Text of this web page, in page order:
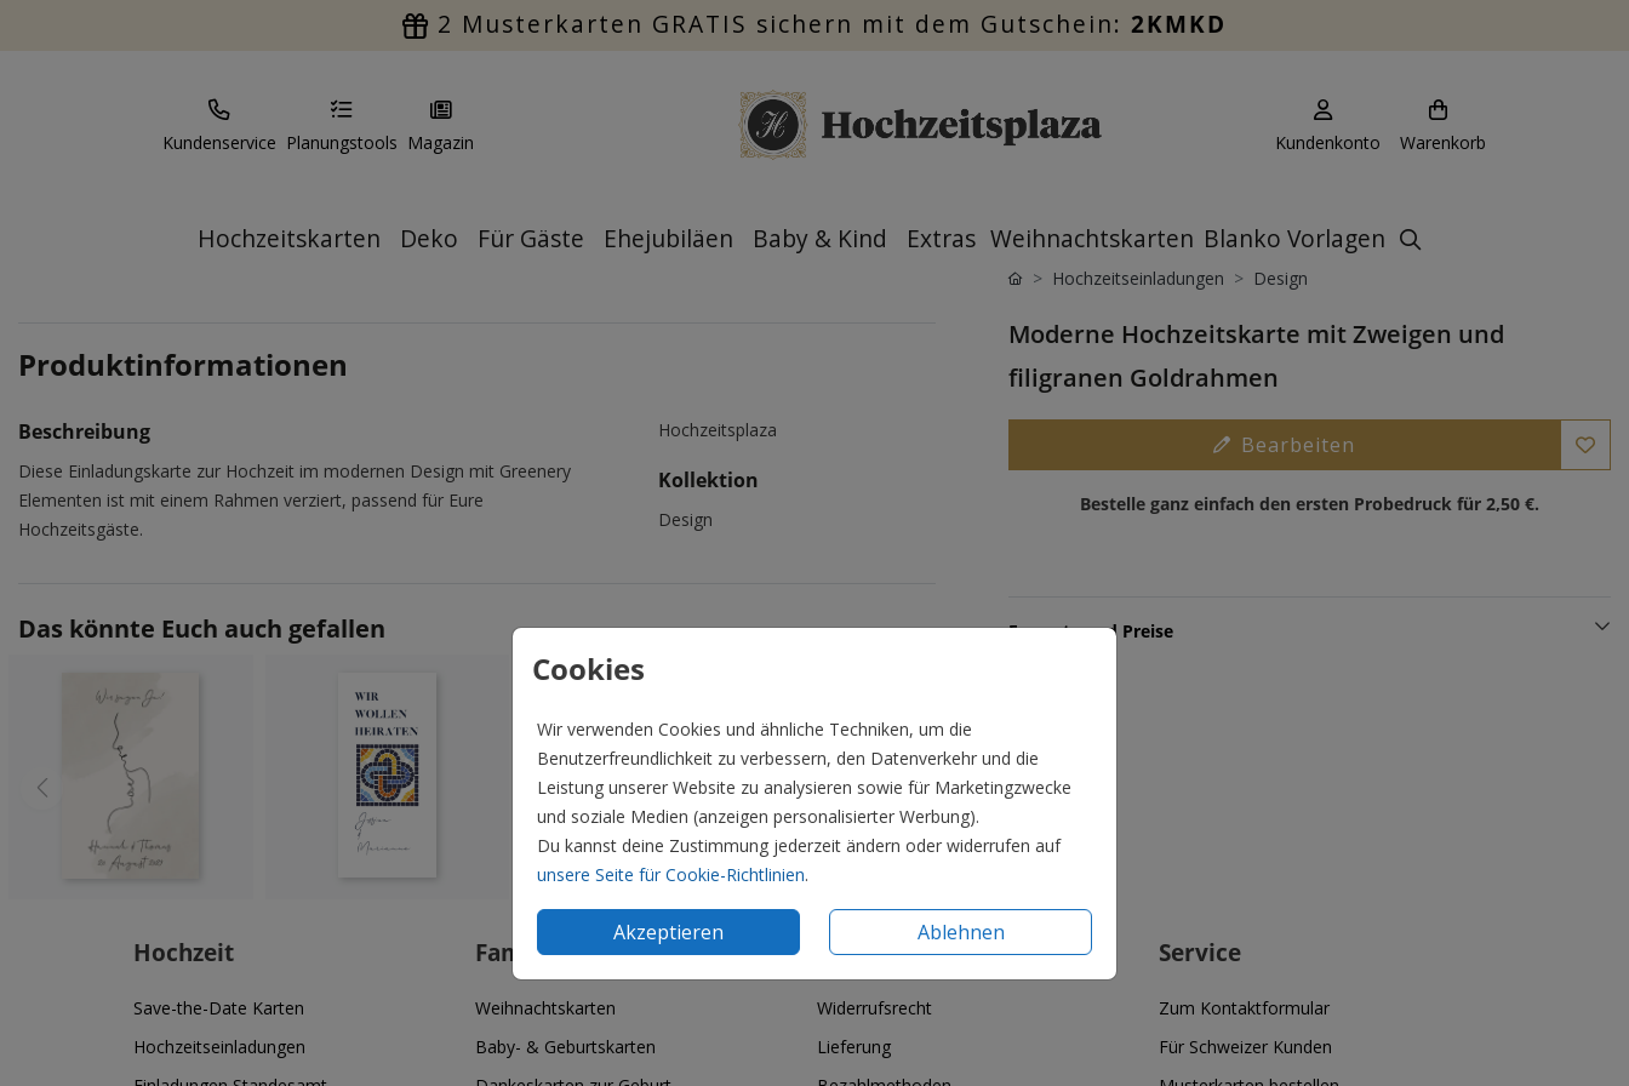
2 Musterkarten GRATIS sichern mit dem Gutschein: 2KMKD
Kundenservice Planungstools Magazin Kundenkonto Warenkorb
Hochzeitskarten Deko Für Gäste Ehejubiläen Baby & Kind Extras Weihnachtskarten Blanko Vorlagen
Cookies
Wir verwenden Cookies und ähnliche Techniken, um die
Benutzerfreundlichkeit zu verbessern, den Datenverkehr und die
Leistung unserer Website zu analysieren sowie für Marketingzwecke
und soziale Medien (anzeigen personalisierter Werbung).
Du kannst deine Zustimmung jederzeit ändern oder widerrufen auf
unsere Seite für Cookie-Richtlinien.
Akzeptieren Ablehnen
Produktinformationen
Beschreibung
Diese Einladungskarte zur Hochzeit im modernen Design mit Greenery
Elementen ist mit einem Rahmen verziert, passend für Eure
Hochzeitsgäste.
Hochzeitsplaza
Kollektion
Design
Das könnte Euch auch gefallen
Hochzeitseinladungen Design
Moderne Hochzeitskarte mit Zweigen und
filigranen Goldrahmen
Bearbeiten
Bestelle ganz einfach den ersten Probedruck für 2,50 €.
Formate und Preise
Hochzeit
Save-the-Date Karten
Hochzeitseinladungen
Familie & Feiertage
Weihnachtskarten
Baby- & Geburtskarten
Informationen
Widerrufsrecht
Lieferung
Service
Zum Kontaktformular
Für Schweizer Kunden